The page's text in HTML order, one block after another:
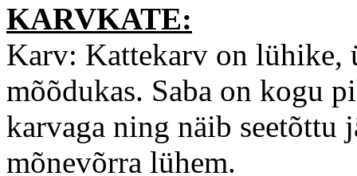
KARVKATE:
Karv: Kattekarv on
mõõdukas. Saba on kogu
karvaga ning näib seetõttu
mõnevõrra lühem.